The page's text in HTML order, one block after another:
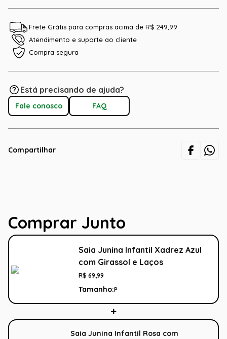
Frete Grátis para compras acima de R$ 249,99
Atendimento e suporte ao cliente
Compra segura
Está precisando de ajuda?
Fale conosco FAQ
Compartilhar
Comprar Junto
Saia Junina Infantil Xadrez Azul
com Girassol e Laços
R$ 69,99
Tamanho:P
Saia Junina Infantil Rosa com